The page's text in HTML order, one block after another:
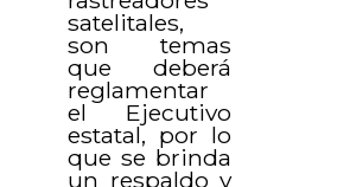
satelitales,
son temas
que deberá
reglamentar
el Ejecutivo
estatal, por lo
que se brinda
un respaldo y